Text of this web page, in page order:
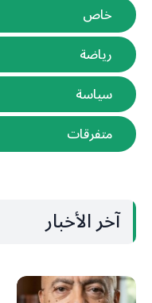
خاص
رياضة
سياسة
متفرقات
آخر الأخبار